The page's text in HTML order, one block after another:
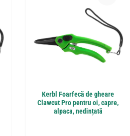
Kerbl Foarfecă de gheare
Clawcut Pro pentru oi, capre,
alpaca, nedințată